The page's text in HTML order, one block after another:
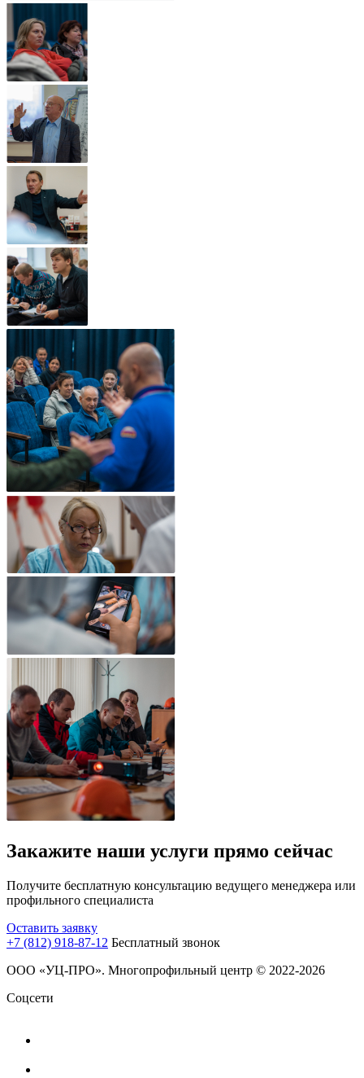
Закажите наши услуги прямо сейчас
Получите бесплатную консультацию ведущего менеджера или
профильного специалиста
Оставить заявку
+7 (812) 918-87-12 Бесплатный звонок
ООО «УЦ-ПРО». Многопрофильный центр © 2022-2026
Соцсети